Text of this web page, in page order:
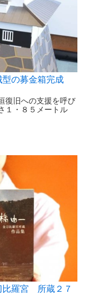
の募金箱完成
復旧への支援を呼び
１・８５メートル
羅宮 所蔵２７